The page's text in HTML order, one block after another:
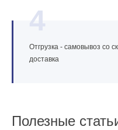
4
Отгрузка - самовывоз со
доставка
Полезные